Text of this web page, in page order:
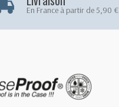
En France à partir de 5,90 €